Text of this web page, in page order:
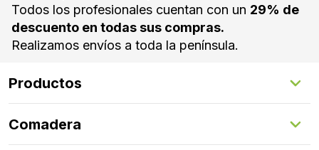
Todos los profesionales cuentan con un 29% de
descuento en todas sus compras.
Realizamos envíos a toda la península.
Productos
Suelos Exteriores
Revestimientos Exteriores
Comadera